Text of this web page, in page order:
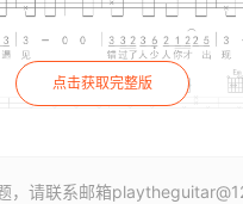
点击获取完整版
，请联系邮箱